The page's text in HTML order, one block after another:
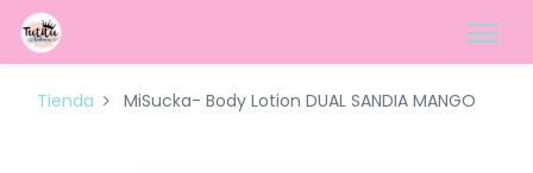
Tienda MiSucka- Body Lotion DUAL SANDIA MANGO